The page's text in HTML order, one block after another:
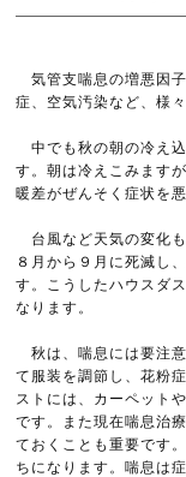
気管支喘息の増悪因
症、空気汚染など、様
中でも秋の朝の冷え
す。朝は冷えこみます
暖差がぜんそく症状を
台風など天気の変化
８月から９月に死滅し
す。こうしたハウスダ
なります。
秋は、喘息には要注
て服装を調節し、花粉
ストには、カーペット
です。また現在喘息治
ておくことも重要です
ちになります。喘息は